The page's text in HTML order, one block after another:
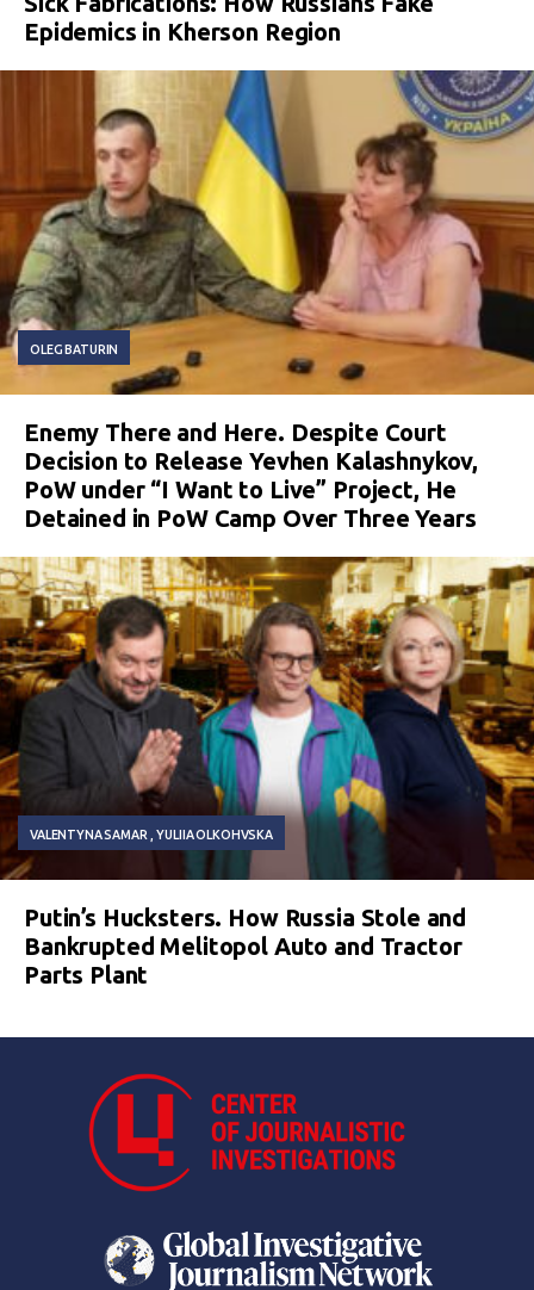
Epidemics in Kherson Region
OLEG BATURIN
Enemy There and Here. Despite Court
Decision to Release Yevhen Kalashnykov,
PoW under “I Want to Live” Project, He
Detained in PoW Camp Over Three Years
VALENTYNA SAMAR YULIIA OLKOHVSKA
Putin’s Hucksters. How Russia Stole and
Bankrupted Melitopol Auto and Tractor
Parts Plant